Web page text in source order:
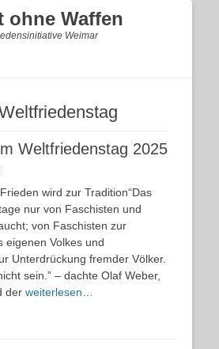
ohne Waffen
Weimar
Weltfriedenstag 2025
wird zur Tradition“Das
nur von Faschisten und
von Faschisten zur
eigenen Volkes und
Unterdrückung fremder Völker.
sein.” – dachte Olaf Weber,
der weiterlesen…